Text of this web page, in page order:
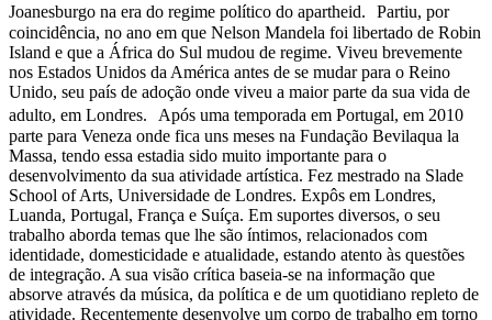
Joanesburgo na era do regime político do apartheid. Partiu, por
coincidência, no ano em que Nelson Mandela foi libertado de Robin
Island e que a África do Sul mudou de regime. Viveu brevemente
nos Estados Unidos da América antes de se mudar para o Reino
Unido, seu país de adoção onde viveu a maior parte da sua vida de
adulto, em Londres. Após uma temporada em Portugal, em 2010
parte para Veneza onde fica uns meses na Fundação Bevilaqua la
Massa, tendo essa estadia sido muito importante para o
desenvolvimento da sua atividade artística. Fez mestrado na Slade
School of Arts, Universidade de Londres. Expôs em Londres,
Luanda, Portugal, França e Suíça. Em suportes diversos, o seu
trabalho aborda temas que lhe são íntimos, relacionados com
identidade, domesticidade e atualidade, estando atento às questões
de integração. A sua visão crítica baseia-se na informação que
absorve através da música, da política e de um quotidiano repleto de
atividade. Recentemente desenvolve um corpo de trabalho em torno